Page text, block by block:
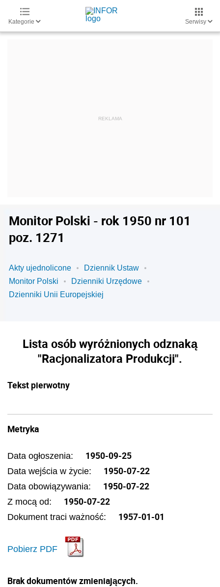
Kategorie Serwisy
Monitor Polski - rok 1950 nr 101
poz. 1271
Akty ujednolicone
Dziennik Ustaw
Monitor Polski
Dzienniki Urzędowe
Dzienniki Unii Europejskiej
Lista osób wyróżnionych odznaką
"Racjonalizatora Produkcji".
Tekst pierwotny
Metryka
Data ogłoszenia: 1950-09-25
Data wejścia w życie: 1950-07-22
Data obowiązywania: 1950-07-22
Z mocą od: 1950-07-22
Dokument traci ważność: 1957-01-01
Pobierz PDF
Brak dokumentów zmieniających.